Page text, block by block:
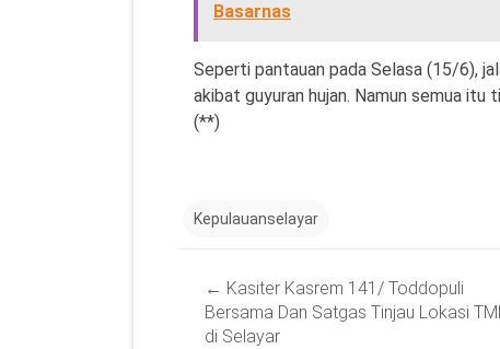
Basarnas
Seperti pantauan pada Selasa (15/6),
akibat guyuran hujan. Namun semua
(**)
Kepulauanselayar
navigation
← Kasiter Kasrem 141/ Toddopuli
Bersama Dan Satgas Tinjau Lokasi
di Selayar